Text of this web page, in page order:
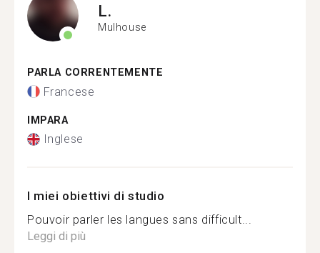
L.
Mulhouse
PARLA CORRENTEMENTE
Francese
IMPARA
Inglese
I miei obiettivi di studio
Pouvoir parler les langues sans difficult...
Leggi di più